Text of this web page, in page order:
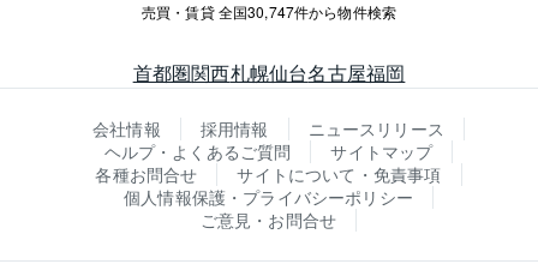
売買・賃貸 全国30,747件から物件検索
首都圏関西札幌仙台名古屋福岡
会社情報 採用情報
ニュースリリース
ヘルプ・よくあるご質問
サイトマップ
各種お問合せ
サイトについて・免責事項
個人情報保護・プライバシーポリシー
ご意見・お問合せ